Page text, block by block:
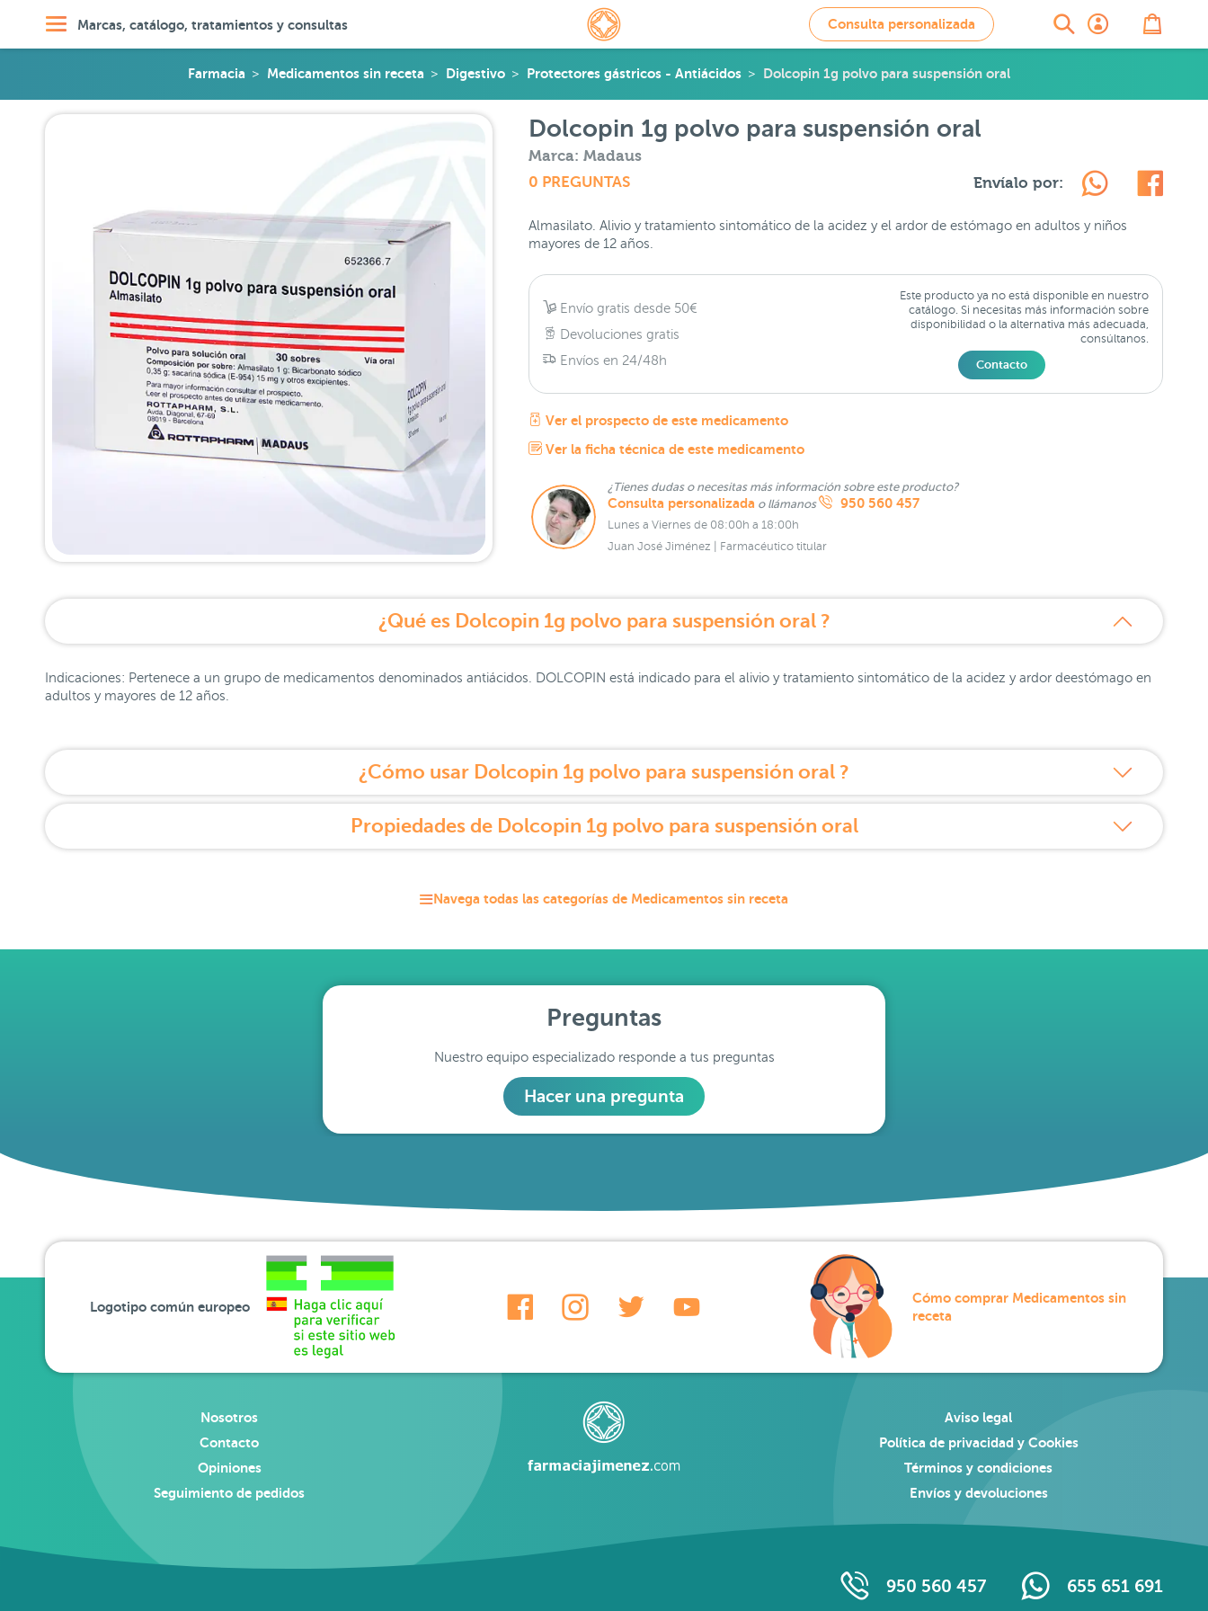
Marcas, catálogo, tratamientos y consultas Consulta personalizada
Farmacia Medicamentos sin receta Digestivo Protectores gástricos - Antiácidos Dolcopin 1g polvo para suspensión oral
Dolcopin 1g polvo para suspensión oral
Marca: Madaus
0 PREGUNTAS
Envíalo por:
Almasilato. Alivio y tratamiento sintomático de la acidez y el ardor de estómago en adultos y niños
mayores de 12 años.
Envío gratis desde 50€
Devoluciones gratis
Envíos en 24/48h
Este producto ya no está disponible en nuestro
catálogo. Si necesitas más información sobre
disponibilidad o la alternativa más adecuada,
consúltanos.
Contacto
Ver el prospecto de este medicamento
Ver la ficha técnica de este medicamento
¿Tienes dudas o necesitas más información sobre este producto?
Consulta personalizada o llámanos 950 560 457
Lunes a Viernes de 08:00h a 18:00h
Juan José Jiménez | Farmacéutico titular
¿Qué es Dolcopin 1g polvo para suspensión oral ?
Indicaciones: Pertenece a un grupo de medicamentos denominados antiácidos. DOLCOPIN está indicado para el alivio y tratamiento sintomático de la acidez y ardor deestómago en
adultos y mayores de 12 años.
¿Cómo usar Dolcopin 1g polvo para suspensión oral ?
Propiedades de Dolcopin 1g polvo para suspensión oral
Navega todas las categorías de Medicamentos sin receta
Preguntas
Nuestro equipo especializado responde a tus preguntas
Hacer una pregunta
Logotipo común europeo
Cómo comprar Medicamentos sin
receta
Nosotros
Contacto
Opiniones
Seguimiento de pedidos
Aviso legal
Política de privacidad y Cookies
Términos y condiciones
Envíos y devoluciones
950 560 457 655 651 691